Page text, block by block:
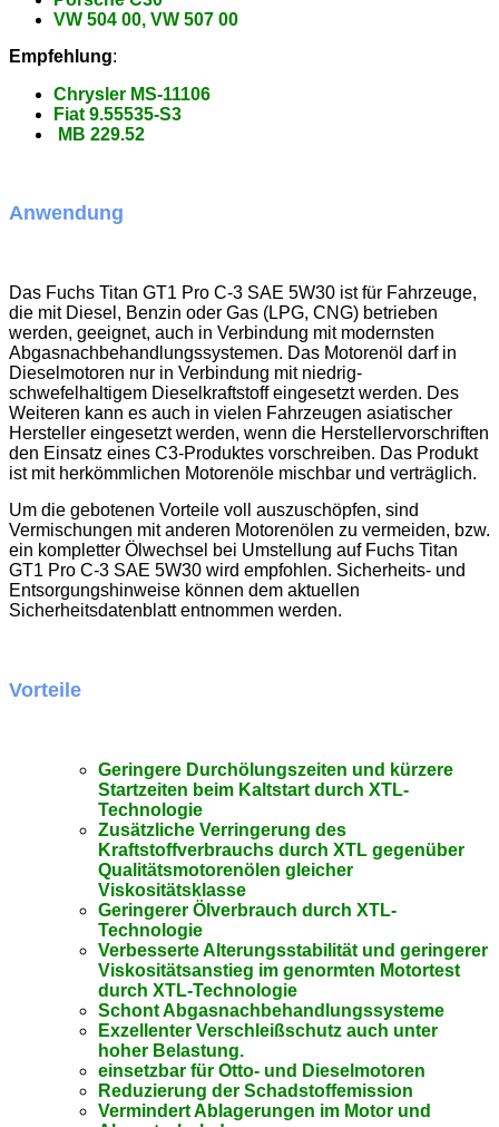
VW 504 00, VW 507 00
Empfehlung:
Chrysler MS-11106
Fiat 9.55535-S3
MB 229.52
Anwendung
Das Fuchs Titan GT1 Pro C-3 SAE 5W30 ist für Fahrzeuge,
die mit Diesel, Benzin oder Gas (LPG, CNG) betrieben
werden, geeignet, auch in Verbindung mit modernsten
Abgasnachbehandlungssystemen. Das Motorenöl darf in
Dieselmotoren nur in Verbindung mit niedrig-
schwefelhaltigem Dieselkraftstoff eingesetzt werden. Des
Weiteren kann es auch in vielen Fahrzeugen asiatischer
Hersteller eingesetzt werden, wenn die Herstellervorschriften
den Einsatz eines C3-Produktes vorschreiben. Das Produkt
ist mit herkömmlichen Motorenöle mischbar und verträglich.
Um die gebotenen Vorteile voll auszuschöpfen, sind
Vermischungen mit anderen Motorenölen zu vermeiden, bzw.
ein kompletter Ölwechsel bei Umstellung auf Fuchs Titan
GT1 Pro C-3 SAE 5W30 wird empfohlen. Sicherheits- und
Entsorgungshinweise können dem aktuellen
Sicherheitsdatenblatt entnommen werden.
Vorteile
Geringere Durchölungszeiten und kürzere
Startzeiten beim Kaltstart durch XTL-
Technologie
Zusätzliche Verringerung des
Kraftstoffverbrauchs durch XTL gegenüber
Qualitätsmotorenölen gleicher
Viskositätsklasse
Geringerer Ölverbrauch durch XTL-
Technologie
Verbesserte Alterungsstabilität und geringerer
Viskositätsanstieg im genormten Motortest
durch XTL-Technologie
Schont Abgasnachbehandlungssysteme
Exzellenter Verschleißschutz auch unter
hoher Belastung.
einsetzbar für Otto- und Dieselmotoren
Reduzierung der Schadstoffemission
Vermindert Ablagerungen im Motor und